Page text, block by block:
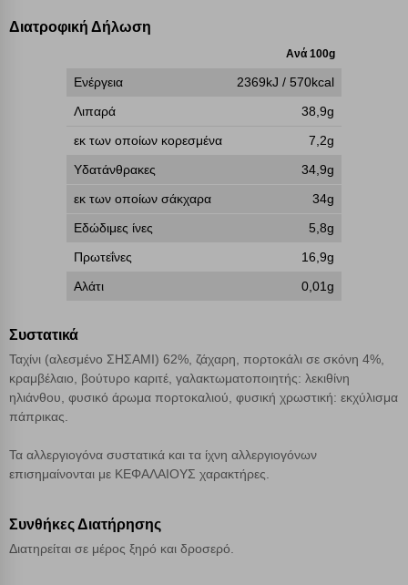
Διατροφική Δήλωση
Ανά 100g
Ενέργεια
2369kJ / 570kcal
Λιπαρά
38,9g
εκ των οποίων κορεσμένα
7,2g
Υδατάνθρακες
34,9g
εκ των οποίων σάκχαρα
34g
Εδώδιμες ίνες
5,8g
Πρωτεΐνες
16,9g
Αλάτι
0,01g
Συστατικά
Ταχίνι (αλεσμένο ΣΗΣΑΜΙ) 62%, ζάχαρη, πορτοκάλι σε σκόνη 4%,
κραμβέλαιο, βούτυρο καριτέ, γαλακτωματοποιητής: λεκιθίνη
ηλιάνθου, φυσικό άρωμα πορτοκαλιού, φυσική χρωστική: εκχύλισμα
πάπρικας.
Τα αλλεργιογόνα συστατικά και τα ίχνη αλλεργιογόνων
επισημαίνονται με ΚΕΦΑΛΑΙΟΥΣ χαρακτήρες.
Συνθήκες Διατήρησης
Διατηρείται σε μέρος ξηρό και δροσερό.
μπορεί να επηρεάσει την εμπειρία της περιήγησής σας ή/και της
Cookies απόδοσης
Απολύτως απαραίτητα cookies Πάντα Ενεργό
Απόρριψη όλων
Αποδοχή όλων